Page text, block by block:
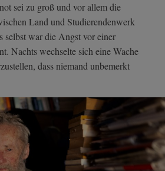
sei zu groß und vor allem die
Land und Studierendenwerk
selbst war die Angst vor einer
Nachts wechselte sich eine Wache
dass niemand unbemerkt